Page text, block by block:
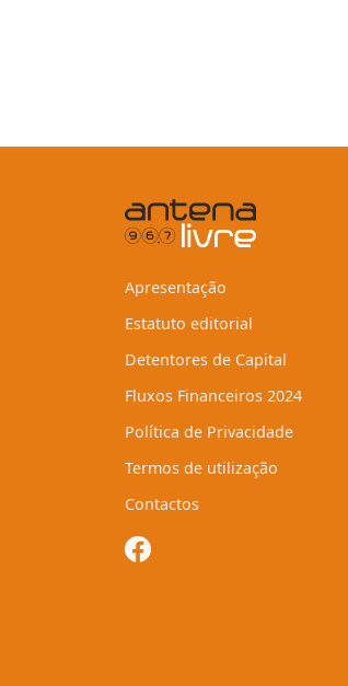
Apresentação
Estatuto editorial
Detentores de Capital
Fluxos Financeiros 2024
Política de Privacidade
Termos de utilização
Contactos